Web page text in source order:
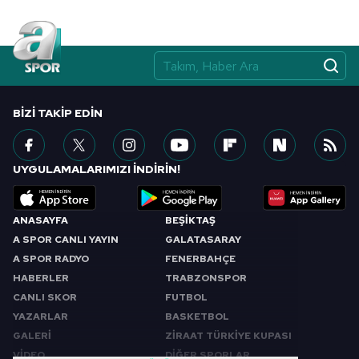
ANASAYFA
A SPOR CANLI YAYIN
A SPOR RADYO
HABERLER
CANLI SKOR
YAZARLAR
GALERİ
VİDEO
BEŞİKTAŞ
GALATASARAY
FENERBAHÇE
TRABZONSPOR
FUTBOL
BASKETBOL
ZİRAAT TÜRKİYE KUPASI
DİĞER SPORLAR
BIZI TAKIP EDIN
UYGULAMALARIMIZI İNDİRİN!